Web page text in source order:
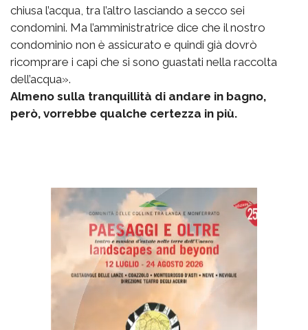
chiusa l’acqua, tra l’altro lasciando a secco sei
condomini. Ma l’amministratrice dice che il nostro
condominio non è assicurato e quindi già dovrò
ricomprare i capi che si sono guastati nella raccolta
dell’acqua».
Almeno sulla tranquillità di andare in bagno,
però, vorrebbe qualche certezza in più.